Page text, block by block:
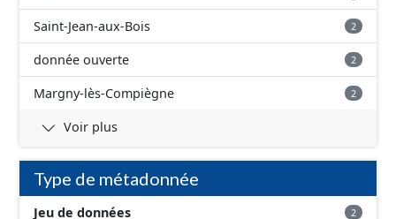
Saint-Jean-aux-Bois 2
donnée ouverte 2
Margny-lès-Compiègne 2
Voir plus
Type de métadonnée
Jeu de données 2